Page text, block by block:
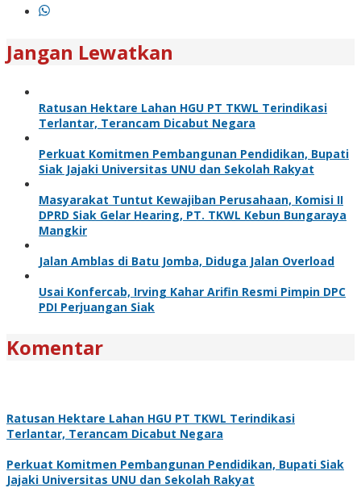
Jangan Lewatkan
Ratusan Hektare Lahan HGU PT TKWL Terindikasi
Terlantar, Terancam Dicabut Negara
Perkuat Komitmen Pembangunan Pendidikan, Bupati
Siak Jajaki Universitas UNU dan Sekolah Rakyat
Masyarakat Tuntut Kewajiban Perusahaan, Komisi II
DPRD Siak Gelar Hearing, PT. TKWL Kebun Bungaraya
Mangkir
Jalan Amblas di Batu Jomba, Diduga Jalan Overload
Usai Konfercab, Irving Kahar Arifin Resmi Pimpin DPC
PDI Perjuangan Siak
Komentar
Ratusan Hektare Lahan HGU PT TKWL Terindikasi
Terlantar, Terancam Dicabut Negara
Perkuat Komitmen Pembangunan Pendidikan, Bupati Siak
Jajaki Universitas UNU dan Sekolah Rakyat